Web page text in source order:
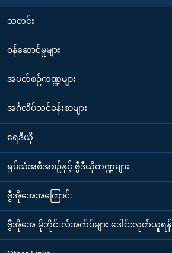
သတင်း
၀န်ဆောင်မှုများ
အပတ်စဉ်ကဏ္ဍများ
အင်္ဂလိပ်သင်ခန်းစာများ
ရေဒီယို
ရုပ်သံအစီအစဉ်နှင့် ဗွီဒီယိုကဏ္ဍများ
ဗွီအိုအေအကြောင်း
ဗွီအိုအေ မိုဘိုင်းလ်အက်ပ်များ ဒေါင်းလုတ်ယူရန်